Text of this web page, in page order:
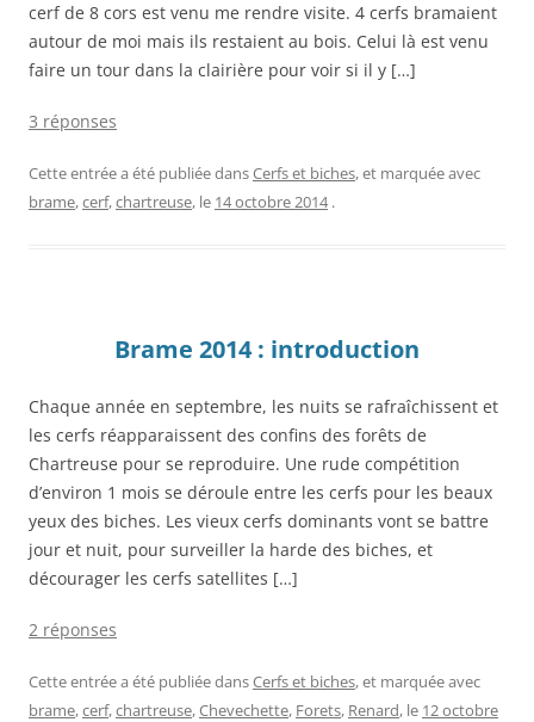
cerf de 8 cors est venu me rendre visite. 4 cerfs bramaient
autour de moi mais ils restaient au bois. Celui là est venu
faire un tour dans la clairière pour voir si il y […]
3 réponses
Cette entrée a été publiée dansCerfs et biches, et marquée avec
brame,cerf,chartreuse, le 14 octobre 2014 .
Brame 2014 : introduction
Chaque année en septembre, les nuits se rafraîchissent et
les cerfs réapparaissent des confins des forêts de
Chartreuse pour se reproduire. Une rude compétition
d’environ 1 mois se déroule entre les cerfs pour les beaux
yeux des biches. Les vieux cerfs dominants vont se battre
jour et nuit, pour surveiller la harde des biches, et
décourager les cerfs satellites […]
2 réponses
Cette entrée a été publiée dansCerfs et biches, et marquée avec
brame,cerf,chartreuse,Chevechette, Forets, Renard, le 12 octobre